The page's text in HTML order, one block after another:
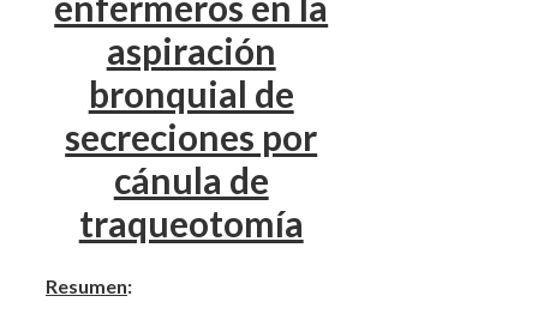
aspiración
bronquial de
secreciones por
cánula de
traqueotomía
Resumen: